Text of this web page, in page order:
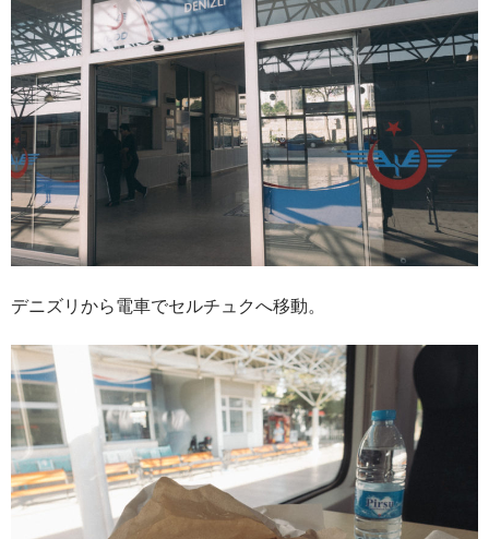
デニズリから電車でセルチュクへ移動。